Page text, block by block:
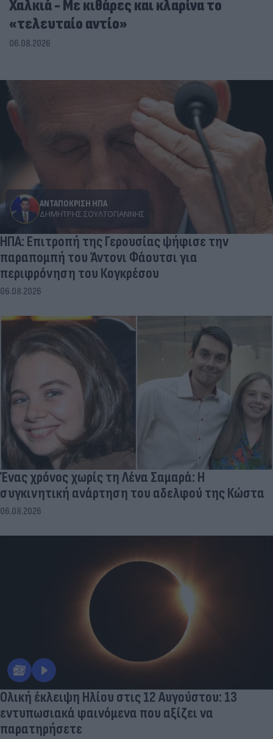
Χαλκιά - Με κιθάρες και κλαρίνα το
«τελευταίο αντίο»
06.08.2026
ΑΝΤΑΠΟΚΡΙΣΗ ΗΠΑ
ΔΗΜΉΤΡΗΣ ΣΟΥΛΤΟΓΙΆΝΝΗΣ
ΗΠΑ: Επιτροπή της Γερουσίας ψήφισε την
παραπομπή του Άντονι Φάουτσι για
περιφρόνηση του Κογκρέσου
06.08.2026
Ένας χρόνος χωρίς τη Λένα Σαμαρά: Η
συγκινητική ανάρτηση του αδελφού της Κώστα
06.08.2026
Ολική έκλειψη Ηλίου στις 12 Αυγούστου: 13
εντυπωσιακά φαινόμενα που αξίζει να
παρατηρήσετε